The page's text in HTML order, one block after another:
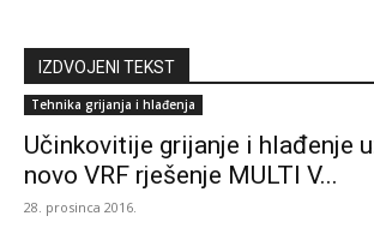
IZDVOJENI TEKST
Tehnika grijanja i hlađenja
Učinkovitije grijanje i hlađenje
novo VRF rješenje MULTI V...
28. prosinca 2016.